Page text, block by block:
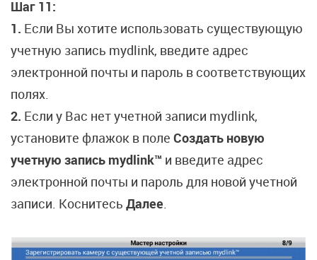
Шаг 11:
1. Если Вы хотите использовать существующую
учетную запись mydlink, введите адрес
электронной почты и пароль в соответствующих
полях.
2. Если у Вас нет учетной записи mydlink,
установите флажок в поле Создать новую
учетную запись mydlink™ и введите адрес
электронной почты и пароль для новой учетной
записи. Коснитесь Далее.